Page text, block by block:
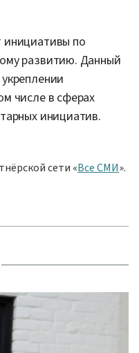
инициативы по
развитию. Данный
числе в сферах
инициатив.
сети «Все СМИ».